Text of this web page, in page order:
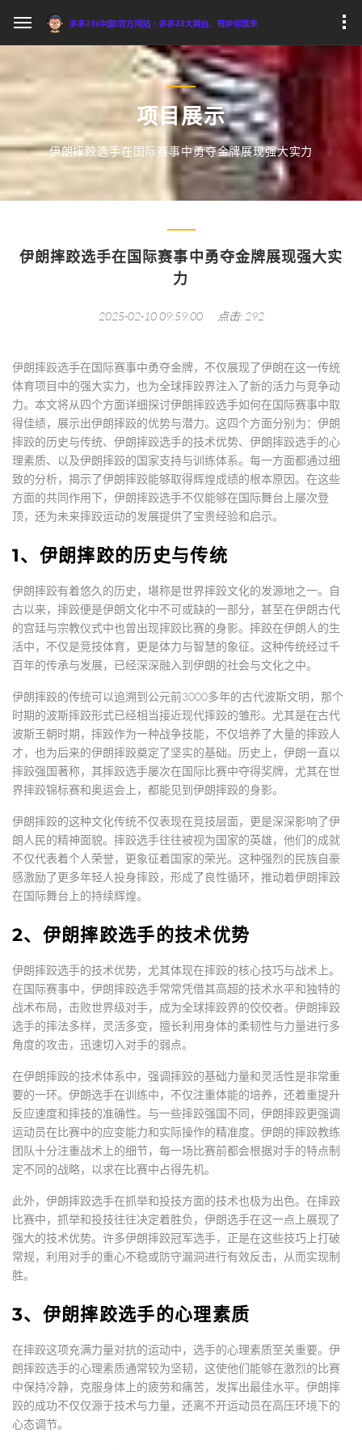
项目展示
伊朗摔跤选手在国际赛事中勇夺金牌展现强大实力
伊朗摔跤选手在国际赛事中勇夺金牌展现强大实
力
2025-02-10 09:59:00 点击: 292
伊朗摔跤选手在国际赛事中勇夺金牌，不仅展现了伊朗在这一传统
体育项目中的强大实力，也为全球摔跤界注入了新的活力与竞争动
力。本文将从四个方面详细探讨伊朗摔跤选手如何在国际赛事中取
得佳绩，展示出伊朗摔跤的优势与潜力。这四个方面分别为：伊朗
摔跤的历史与传统、伊朗摔跤选手的技术优势、伊朗摔跤选手的心
理素质、以及伊朗摔跤的国家支持与训练体系。每一方面都通过细
致的分析，揭示了伊朗摔跤能够取得辉煌成绩的根本原因。在这些
方面的共同作用下，伊朗摔跤选手不仅能够在国际舞台上屡次登
顶，还为未来摔跤运动的发展提供了宝贵经验和启示。
1、伊朗摔跤的历史与传统
伊朗摔跤有着悠久的历史，堪称是世界摔跤文化的发源地之一。自
古以来，摔跤便是伊朗文化中不可或缺的一部分，甚至在伊朗古代
的宫廷与宗教仪式中也曾出现摔跤比赛的身影。摔跤在伊朗人的生
活中，不仅是竞技体育，更是体力与智慧的象征。这种传统经过千
百年的传承与发展，已经深深融入到伊朗的社会与文化之中。
伊朗摔跤的传统可以追溯到公元前3000多年的古代波斯文明，那个
时期的波斯摔跤形式已经相当接近现代摔跤的雏形。尤其是在古代
波斯王朝时期，摔跤作为一种战争技能，不仅培养了大量的摔跤人
才，也为后来的伊朗摔跤奠定了坚实的基础。历史上，伊朗一直以
摔跤强国著称，其摔跤选手屡次在国际比赛中夺得奖牌，尤其在世
界摔跤锦标赛和奥运会上，都能见到伊朗摔跤的身影。
伊朗摔跤的这种文化传统不仅表现在竞技层面，更是深深影响了伊
朗人民的精神面貌。摔跤选手往往被视为国家的英雄，他们的成就
不仅代表着个人荣誉，更象征着国家的荣光。这种强烈的民族自豪
感激励了更多年轻人投身摔跤，形成了良性循环，推动着伊朗摔跤
在国际舞台上的持续辉煌。
2、伊朗摔跤选手的技术优势
伊朗摔跤选手的技术优势，尤其体现在摔跤的核心技巧与战术上。
在国际赛事中，伊朗摔跤选手常常凭借其高超的技术水平和独特的
战术布局，击败世界级对手，成为全球摔跤界的佼佼者。伊朗摔跤
选手的摔法多样，灵活多变，擅长利用身体的柔韧性与力量进行多
角度的攻击，迅速切入对手的弱点。
在伊朗摔跤的技术体系中，强调摔跤的基础力量和灵活性是非常重
要的一环。伊朗选手在训练中，不仅注重体能的培养，还着重提升
反应速度和摔技的准确性。与一些摔跤强国不同，伊朗摔跤更强调
运动员在比赛中的应变能力和实际操作的精准度。伊朗的摔跤教练
团队十分注重战术上的细节，每一场比赛前都会根据对手的特点制
定不同的战略，以求在比赛中占得先机。
此外，伊朗摔跤选手在抓举和投技方面的技术也极为出色。在摔跤
比赛中，抓举和投技往往决定着胜负，伊朗选手在这一点上展现了
强大的技术优势。许多伊朗摔跤冠军选手，正是在这些技巧上打破
常规，利用对手的重心不稳或防守漏洞进行有效反击，从而实现制
胜。
3、伊朗摔跤选手的心理素质
在摔跤这项充满力量对抗的运动中，选手的心理素质至关重要。伊
朗摔跤选手的心理素质通常较为坚韧，这使他们能够在激烈的比赛
中保持冷静，克服身体上的疲劳和痛苦，发挥出最佳水平。伊朗摔
跤的成功不仅仅源于技术与力量，还离不开运动员在高压环境下的
心态调节。